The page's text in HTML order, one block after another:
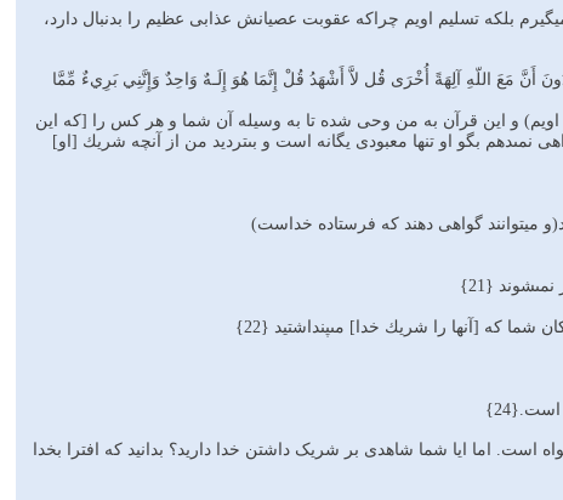
نمیگیرم بلکه تسلیم اویم چراکه عقوبت عصیانش عذابی عظیم را بدنبال دارد،
أَنَّ مَعَ اللّهِ آلِهَةً أُخْرَى قُل لاَّ أَشْهَدُ قُلْ إِنَّمَا هُوَ إِلَـهٌ وَاحِدٌ وَإِنَّنِي بَرِيءٌ مِّمَّا
و اين قرآن به من وحى شده تا به وسيله آن شما و هر كس را [كه اين
نمى‏دهم بگو او تنها معبودى يگانه است و بى‏ترديد من از آنچه شريك [او]
میتوانند گواهی دهند که فرستاده خداست)
{21}
كه [آنها را شريك خدا] مى‏پنداشتيد {22}
گواه است. اما ایا شما شاهدی بر شریک داشتن خدا دارید؟ بدانید که افترا بخدا